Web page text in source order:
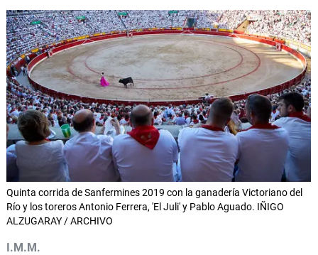
Quinta corrida de Sanfermines 2019 con la ganadería Victoriano del
Río y los toreros Antonio Ferrera, 'El Juli' y Pablo Aguado. IÑIGO
ALZUGARAY / ARCHIVO
I.M.M.